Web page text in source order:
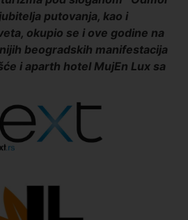
putovanja, kao i
okupio se i ove godine na
beogradskih manifestacija
i aparth hotel MujEn Lux sa